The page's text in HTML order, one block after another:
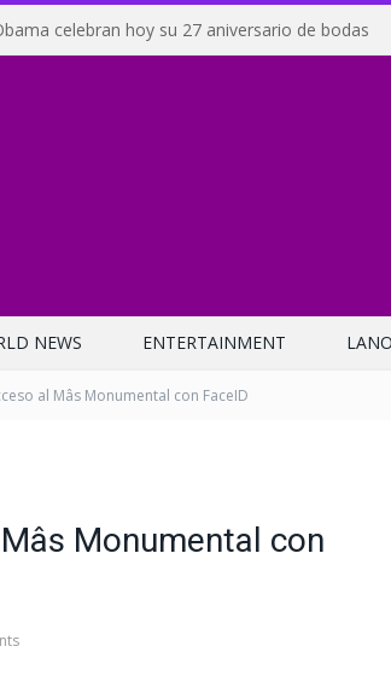
celebran hoy su 27 aniversario de bodas
NEWS ENTERTAINMENT
al Mâs Monumental con FaceID
Monumental con